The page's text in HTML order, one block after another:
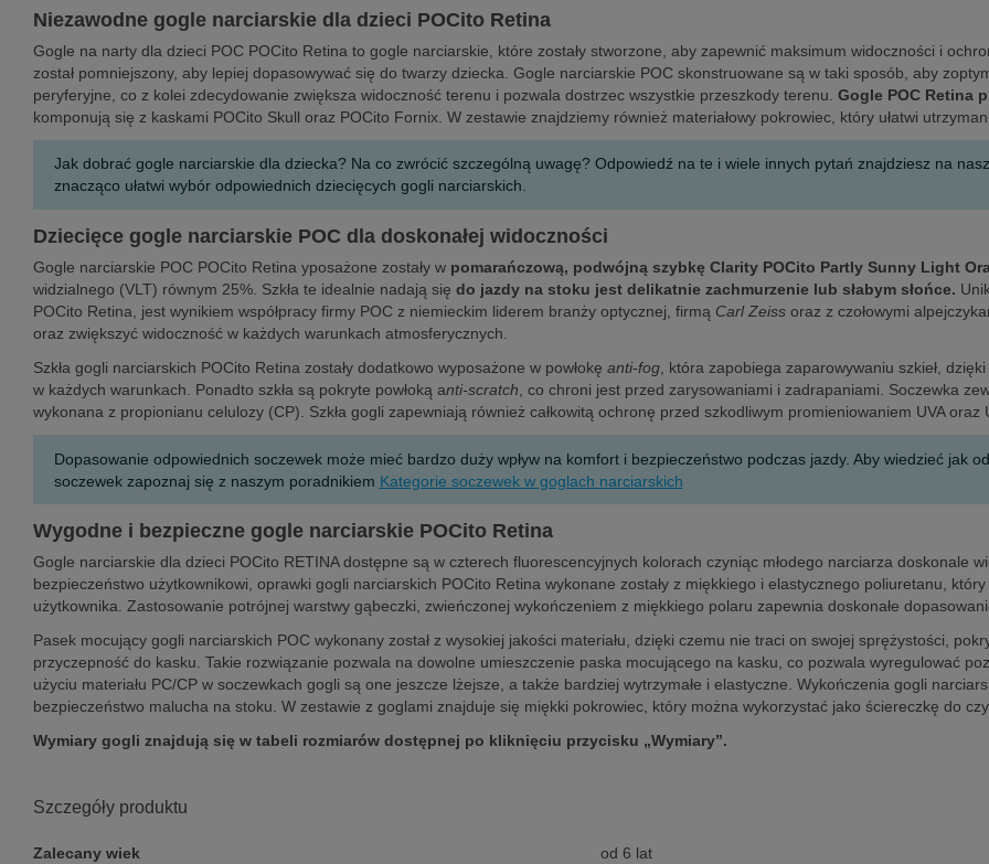
Niezawodne gogle narciarskie dla dzieci POCito Retina
Gogle na narty dla dzieci POC POCito Retina to gogle narciarskie, które zostały stworzone, aby zapewnić maksimum widoczności i
został pomniejszony, aby lepiej dopasowywać się do twarzy dziecka. Gogle narciarskie POC skonstruowane są w taki sposób, aby
peryferyjne, co z kolei zdecydowanie zwiększa widoczność terenu i pozwala dostrzec wszystkie przeszkody terenu. Gogle POC Retina
komponują się z kaskami POCito Skull oraz POCito Fornix. W zestawie znajdziemy również materiałowy pokrowiec, który ułatwi
Jak dobrać gogle narciarskie dla dziecka? Na co zwrócić szczególną uwagę? Odpowiedź na te i wiele innych pytań znajdziesz na
znacząco ułatwi wybór odpowiednich dziecięcych gogli narciarskich.
Dziecięce gogle narciarskie POC dla doskonałej widoczności
Gogle narciarskie POC POCito Retina yposażone zostały w pomarańczową, podwójną szybkę Clarity POCito Partly Sunny Light
widzialnego (VLT) równym 25%. Szkła te idealnie nadają się do jazdy na stoku jest delikatnie zachmurzenie lub słabym słońce.
POCito Retina, jest wynikiem współpracy firmy POC z niemieckim liderem branży optycznej, firmą Carl Zeiss oraz z czołowymi
oraz zwiększyć widoczność w każdych warunkach atmosferycznych.
Szkła gogli narciarskich POCito Retina zostały dodatkowo wyposażone w powłokę anti-fog , która zapobiega zaparowywaniu szkieł,
w każdych warunkach. Ponadto szkła są pokryte powłoką anti-scratch , co chroni jest przed zarysowaniami i zadrapaniami. Soczewka
wykonana z propionianu celulozy (CP). Szkła gogli zapewniają również całkowitą ochronę przed szkodliwym promieniowaniem UVA oraz
Dopasowanie odpowiednich soczewek może mieć bardzo duży wpływ na komfort i bezpieczeństwo podczas jazdy. Aby wiedzieć jak
soczewek zapoznaj się z naszym poradnikiem Kategorie soczewek w goglach narciarskich
Wygodne i bezpieczne gogle narciarskie POCito Retina
Gogle narciarskie dla dzieci POCito RETINA dostępne są w czterech fluorescencyjnych kolorach czyniąc młodego narciarza doskonale
bezpieczeństwo użytkownikowi, oprawki gogli narciarskich POCito Retina wykonane zostały z miękkiego i elastycznego poliuretanu,
użytkownika. Zastosowanie potrójnej warstwy gąbeczki, zwieńczonej wykończeniem z miękkiego polaru zapewnia doskonałe
Pasek mocujący gogli narciarskich POC wykonany został z wysokiej jakości materiału, dzięki czemu nie traci on swojej sprężystości,
przyczepność do kasku. Takie rozwiązanie pozwala na dowolne umieszczenie paska mocującego na kasku, co pozwala wyregulować
użyciu materiału PC/CP w soczewkach gogli są one jeszcze lżejsze, a także bardziej wytrzymałe i elastyczne. Wykończenia gogli
bezpieczeństwo malucha na stoku. W zestawie z goglami znajduje się miękki pokrowiec, który można wykorzystać jako ściereczkę do
Wymiary gogli znajdują się w tabeli rozmiarów dostępnej po kliknięciu przycisku „Wymiary”.
Szczegóły produktu
Zalecany wiek od 6 lat